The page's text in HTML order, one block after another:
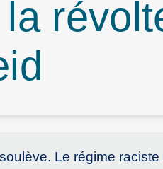
Le régime